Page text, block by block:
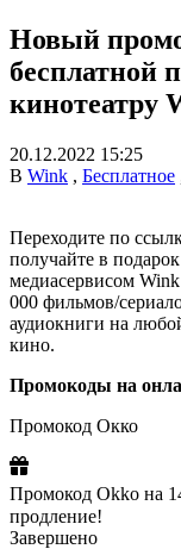
Новый
бесплатной
кинотеатру
20.12.2022 15:25
В Wink , Бесплатное
Переходите по
получайте в
медиасервисом
000 фильмов/
аудиокниги на
кино.
Промокоды на
Промокод Окко
Промокод Okko на
продление!
Завершено